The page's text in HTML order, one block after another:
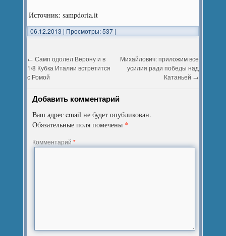
Источник: sampdoria.it
06.12.2013 | Просмотры: 537 |
← Самп одолел Верону и в
1/8 Кубка Италии встретится
с Ромой
Михайлович: приложим все
усилия ради победы над
Катаньей →
Добавить комментарий
Ваш адрес email не будет опубликован.
Обязательные поля помечены *
Комментарий*